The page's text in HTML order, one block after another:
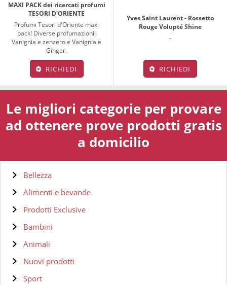
MAXI PACK dei ricercati profumi
TESORI D'ORIENTE
Profumi Tesori d'Oriente maxi
pack! Diverse profumazioni:
Vanignia e zenzero e Vanignia e
Ginger.
RICHIEDI
Yves Saint Laurent - Rossetto
Rouge Volupté Shine
-
RICHIEDI
Le migliori categorie per provare
ad ottenere prove prodotti gratis
a domicilio
Bellezza
Alimenti e bevande
Prodotti Exclusive
Bambini
Animali
Nuovi prodotti
Sport